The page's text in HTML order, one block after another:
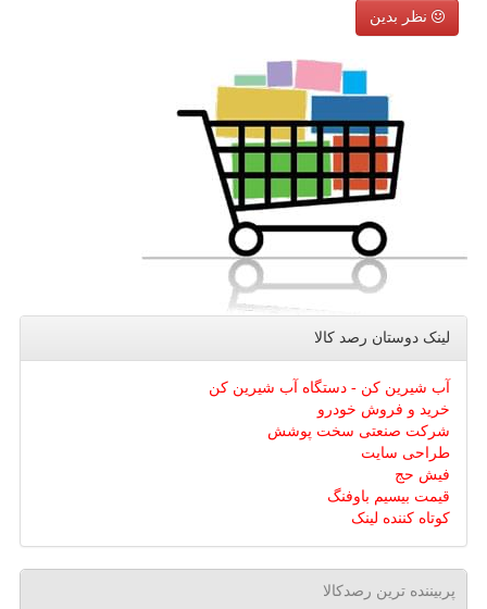
نظر بدین
لینک دوستان رصد كالا
آب شیرین کن - دستگاه آب شیرین کن
خرید و فروش خودرو
شرکت صنعتی سخت پوشش
طراحی سایت
فیش حج
قیمت بیسیم باوفنگ
کوتاه کننده لینک
پربیننده ترین رصدکالا